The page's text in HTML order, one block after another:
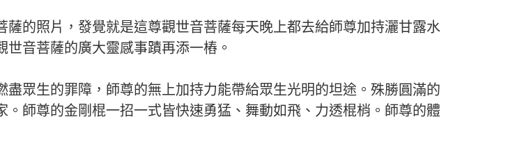
的照片，發覺就是這尊觀世音菩薩每天晚上都去給師尊加持灑甘露水
音菩薩的廣大靈感事蹟再添一樁。
眾生的罪障，師尊的無上加持力能帶給眾生光明的坦途。殊勝圓滿的
師尊的金剛棍一招一式皆快速勇猛、舞動如飛、力透棍梢。師尊的體